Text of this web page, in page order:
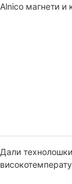
Alnico магнети и
Дали